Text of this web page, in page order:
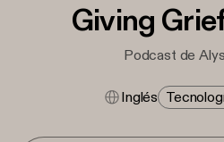
Giving
Podcast de
Inglés